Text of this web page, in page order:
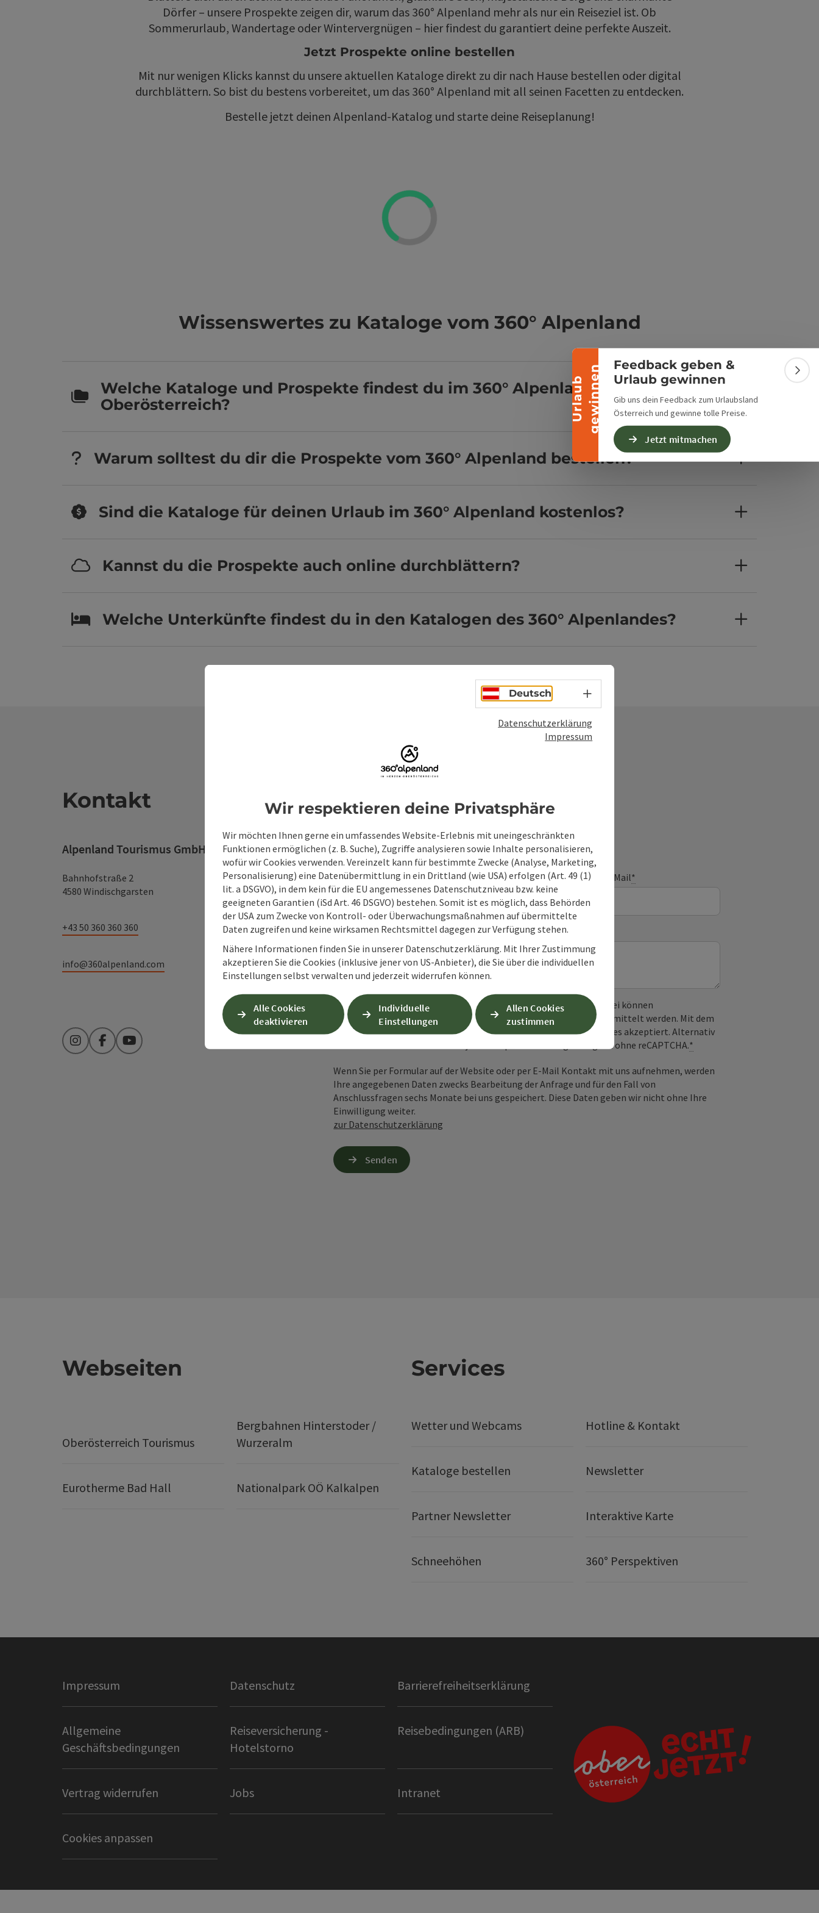
U
r
l
a
u
b
g
e
w
i
n
n
en
Banner einklappen
Feedback geben &
Urlaub gewinnen
Gib uns dein Feedback zum Urlaubsland
Österreich und gewinne tolle Preise.
Jetzt mitmachen
Dörfer – unsere Prospekte zeigen dir, warum das 360° Alpenland mehr als nur ein Reiseziel ist. Ob
Sommerurlaub, Wandertage oder Wintervergnügen – hier findest du garantiert deine perfekte Auszeit.
Jetzt Prospekte online bestellen
Mit nur wenigen Klicks kannst du unsere aktuellen Kataloge direkt zu dir nach Hause bestellen oder digital
durchblättern. So bist du bestens vorbereitet, um das 360° Alpenland mit all seinen Facetten zu entdecken.
Bestelle jetzt deinen Alpenland-Katalog und starte deine Reiseplanung!
Wissenswertes zu Kataloge vom 360° Alpenland
Welche Kataloge und Prospekte findest du im 360° Alpenland in
Oberösterreich?
Warum solltest du dir die Prospekte vom 360° Alpenland bestellen?
Sind die Kataloge für deinen Urlaub im 360° Alpenland kostenlos?
Kannst du die Prospekte auch online durchblättern?
Welche Unterkünfte findest du in den Katalogen des 360° Alpenlandes?
Kontakt
Alpenland Tourismus GmbH
Bahnhofstraße 2
4580 Windischgarsten
+43 50 360 360 360
info@360alpenland.com
InstagramFacebookYouTube
Unverbindliche Anfrage
Felder mit *sind Pflichtfelder
Vorname Nachname E-Mail*
Unverbindliche Anfrage*
Zum Schutz vor Spam wird Google reCAPTCHA verwendet. Dabei können
personenbezogene Daten (z. B. die IP-Adresse) an Google übermittelt werden. Mit dem
Absenden des Formulars werden die dafür erforderlichen Cookies akzeptiert. Alternativ
ist eine Kontaktaufnahme jederzeit per E-Mail möglich – ganz ohne reCAPTCHA.*
Wenn Sie per Formular auf der Website oder per E-Mail Kontakt mit uns aufnehmen, werden
Ihre angegebenen Daten zwecks Bearbeitung der Anfrage und für den Fall von
Anschlussfragen sechs Monate bei uns gespeichert. Diese Daten geben wir nicht ohne Ihre
Einwilligung weiter.
zur Datenschutzerklärung
Senden
Webseiten
Oberösterreich Tourismus
Bergbahnen Hinterstoder /
Wurzeralm
Eurotherme Bad Hall Nationalpark OÖ Kalkalpen
Services
Wetter und Webcams Hotline & Kontakt
Kataloge bestellen Newsletter
Partner Newsletter Interaktive Karte
Schneehöhen 360° Perspektiven
Impressum Datenschutz Barrierefreiheitserklärung
Allgemeine
Geschäftsbedingungen
Reiseversicherung -
Hotelstorno
Reisebedingungen (ARB)
Vertrag widerrufen Jobs Intranet
Cookies anpassen
Deutsch Sprachwahl - Menü öffnen
Datenschutzerklärung
Impressum
Wir respektieren deine Privatsphäre
Wir möchten Ihnen gerne ein umfassendes Website-Erlebnis mit uneingeschränkten
Funktionen ermöglichen (z. B. Suche), Zugriffe analysieren sowie Inhalte personalisieren,
wofür wir Cookies verwenden. Vereinzelt kann für bestimmte Zwecke (Analyse, Marketing,
Personalisierung) eine Datenübermittlung in ein Drittland (wie USA) erfolgen (Art. 49 (1)
lit. a DSGVO), in dem kein für die EU angemessenes Datenschutzniveau bzw. keine
geeigneten Garantien (iSd Art. 46 DSGVO) bestehen. Somit ist es möglich, dass Behörden
der USA zum Zwecke von Kontroll- oder Überwachungsmaßnahmen auf übermittelte
Daten zugreifen und keine wirksamen Rechtsmittel dagegen zur Verfügung stehen.
Nähere Informationen finden Sie in unserer Datenschutzerklärung. Mit Ihrer Zustimmung
akzeptieren Sie die Cookies (inklusive jener von US-Anbieter), die Sie über die individuellen
Einstellungen selbst verwalten und jederzeit widerrufen können.
Alle Cookies
deaktivieren
Individuelle
Einstellungen
Allen Cookies
zustimmen